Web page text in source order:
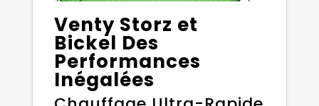
Venty Storz et
Bickel Des
Performances
Inégalées